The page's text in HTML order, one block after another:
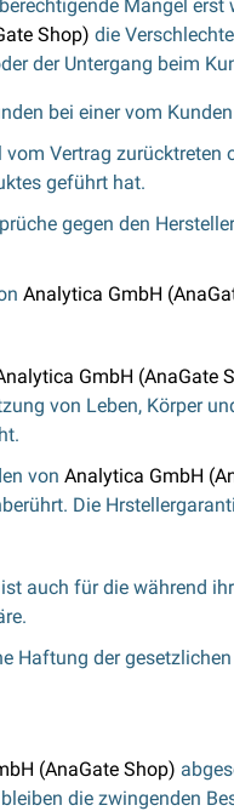
Mangel
Shop) die
der Untergang beim
bei einer vom
Vertrag
geführt hat.
gegen den
Analytica GmbH
GmbH (AnaGate
von Leben, Körper
von Analytica GmbH
Die
ist auch für die während
Haftung der
(AnaGate Shop)
die zwingenden